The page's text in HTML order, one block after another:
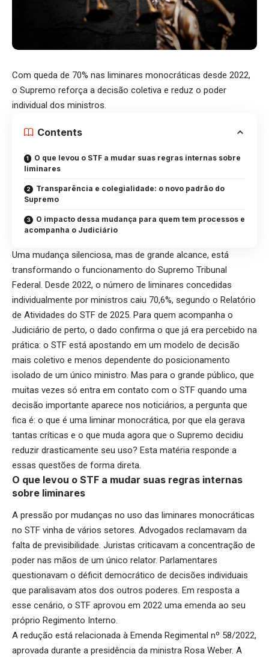
Com queda de 70% nas liminares monocráticas desde 2022,
o Supremo reforça a decisão coletiva e reduz o poder
individual dos ministros.
Contents
O que levou o STF a mudar suas regras internas sobre
liminares
Transparência e colegialidade: o novo padrão do
Supremo
O impacto dessa mudança para quem tem processos e
acompanha o Judiciário
Uma mudança silenciosa, mas de grande alcance, está
transformando o funcionamento do Supremo Tribunal
Federal. Desde 2022, o número de liminares concedidas
individualmente por ministros caiu 70,6%, segundo o Relatório
de Atividades do STF de 2025. Para quem acompanha o
Judiciário de perto, o dado confirma o que já era percebido na
prática: o STF está apostando em um modelo de decisão
mais coletivo e menos dependente do posicionamento
isolado de um único ministro. Mas para o grande público, que
muitas vezes só entra em contato com o STF quando uma
decisão importante aparece nos noticiários, a pergunta que
fica é: o que é uma liminar monocrática, por que ela gerava
tantas críticas e o que muda agora que o Supremo decidiu
reduzir drasticamente seu uso? Esta matéria responde a
essas questões de forma direta.
O que levou o STF a mudar suas regras internas
sobre liminares
A pressão por mudanças no uso das liminares monocráticas
no STF vinha de vários setores. Advogados reclamavam da
falta de previsibilidade. Juristas criticavam a concentração de
poder nas mãos de um único relator. Parlamentares
questionavam o déficit democrático de decisões individuais
que paralisavam atos dos outros poderes. Em resposta a
esse cenário, o STF aprovou em 2022 uma emenda ao seu
próprio Regimento Interno.
A redução está relacionada à Emenda Regimental nº 58/2022,
aprovada durante a presidência da ministra Rosa Weber. A